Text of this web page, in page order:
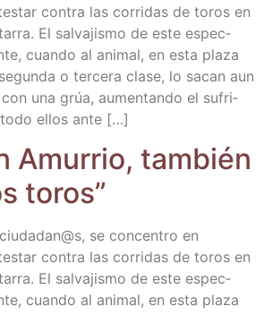
con­tra las corri­das de toros en
El sal­va­jis­mo de este espec­
cuan­do al ani­mal, en esta pla­za
o ter­ce­ra cla­se, lo sacan aun
una grúa, aumen­tan­do el sufri­
ellos ante […]
Amu­rrio, tam­bién
toros”
se con­cen­tro en
con­tra las corri­das de toros en
El sal­va­jis­mo de este espec­
cuan­do al ani­mal, en esta pla­za